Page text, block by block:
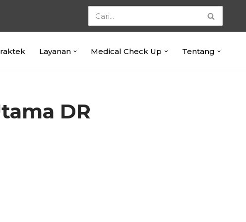
Layanan Medical Check Up Tentang
DR